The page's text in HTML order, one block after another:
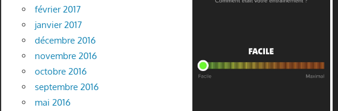
février 2017
janvier 2017
décembre 2016
novembre 2016
octobre 2016
septembre 2016
mai 2016